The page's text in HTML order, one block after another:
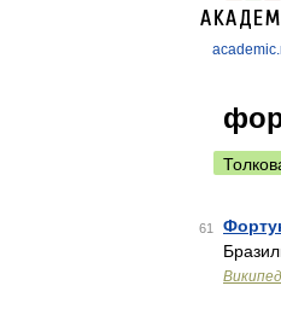
61